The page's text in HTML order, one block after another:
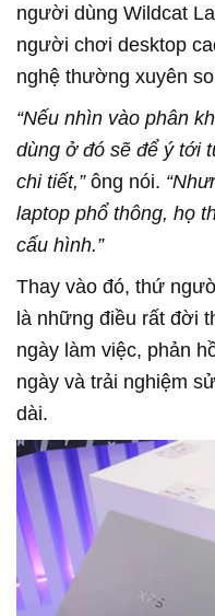
người dùng Wildcat
người chơi desktop
nghệ thường xuyên
“Nếu nhìn vào phân
dùng ở đó sẽ để ý tới
chi tiết,” ông nói.
laptop phổ thông, họ
cấu hình.”
Thay vào đó, thứ
là những điều rất đời
ngày làm việc, phản
ngày và trải nghiệm
dài.